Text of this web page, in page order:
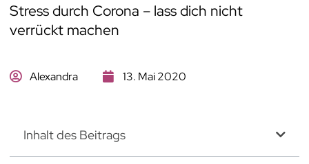
Stress durch Corona – lass dich nicht
verrückt machen
Alexandra 13. Mai 2020
Inhalt des Beitrags